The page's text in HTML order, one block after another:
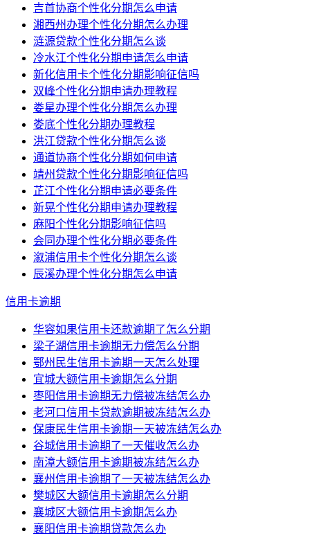
吉首协商个性化分期怎么申请
湘西州办理个性化分期怎么办理
涟源贷款个性化分期怎么谈
冷水江个性化分期申请怎么申请
新化信用卡个性化分期影响征信吗
双峰个性化分期申请办理教程
娄星办理个性化分期怎么办理
娄底个性化分期办理教程
洪江贷款个性化分期怎么谈
通道协商个性化分期如何申请
靖州贷款个性化分期影响征信吗
芷江个性化分期申请必要条件
新晃个性化分期申请办理教程
麻阳个性化分期影响征信吗
会同办理个性化分期必要条件
溆浦信用卡个性化分期怎么谈
辰溪办理个性化分期怎么申请
信用卡逾期
华容如果信用卡还款逾期了怎么分期
梁子湖信用卡逾期无力偿怎么分期
鄂州民生信用卡逾期一天怎么处理
宜城大额信用卡逾期怎么分期
枣阳信用卡逾期无力偿被冻结怎么办
老河口信用卡贷款逾期被冻结怎么办
保康民生信用卡逾期一天被冻结怎么办
谷城信用卡逾期了一天催收怎么办
南漳大额信用卡逾期被冻结怎么办
襄州信用卡逾期了一天被冻结怎么办
樊城区大额信用卡逾期怎么分期
襄城区大额信用卡逾期怎么办
襄阳信用卡逾期贷款怎么办